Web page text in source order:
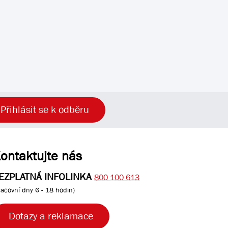
Přihlásit se k odběru
nás
INFOLINKA 800 100 613
dny 6 - 18 hodin)
Dotazy a reklamace